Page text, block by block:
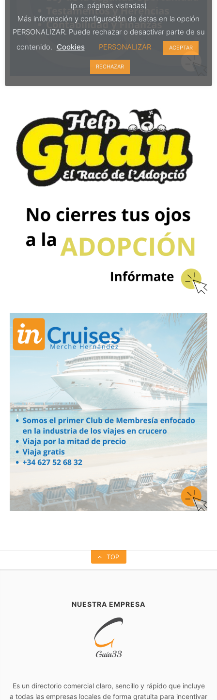
TOP
NUESTRA EMPRESA
Es un directorio comercial claro, sencillo y rápido que incluye
a todas las empresas locales de forma gratuita para incentivar
(p.e. páginas visitadas)
Más información y configuración de éstas en la opción
PERSONALIZAR. Puede rechazar o desactivar parte de su
contenido. Cookies PERSONALIZAR ACEPTAR
RECHAZAR